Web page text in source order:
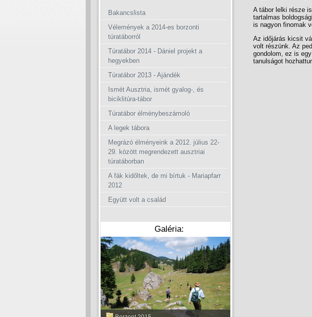
Bakancslista
Vélemények a 2014-es borzonti
túratáborról
Túratábor 2014 - Dániel projekt a
hegyekben
Túratábor 2013 - Ajándék
Ismét Ausztria, ismét gyalog-, és
biciklitúra-tábor
Túratábor élménybeszámoló
A legek tábora
Megrázó élményeink a 2012. július 22-
29. között megrendezett ausztriai
túratáborban
A fák kidőltek, de mi bírtuk - Mariapfarr
2012
Együtt volt a család
Galéria:
A tábor lelki része
tartalmas
is nagyon finomak
Az időjárás kicsit
volt részünk. Az
gondolom, ez is
tanulságot